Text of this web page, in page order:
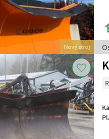
Nový stroj